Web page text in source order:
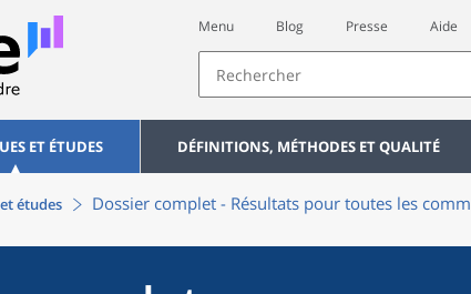
Menu Blog Presse Aide
ET ÉTUDES DÉFINITIONS, MÉTHODES ET QUALITÉ
études Dossier complet - Résultats pour toutes les